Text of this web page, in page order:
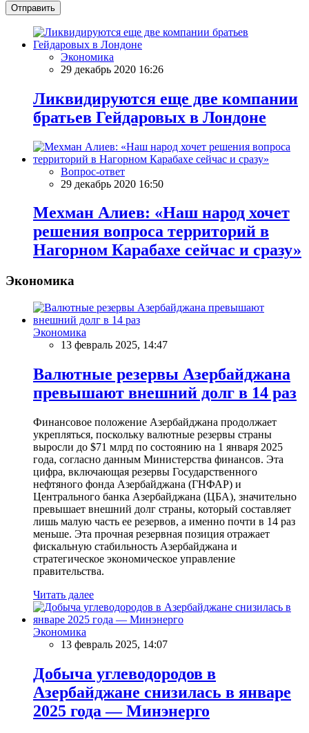
Отправить
Экономика
29 декабрь 2020 16:26
Ликвидируются еще две компании
братьев Гейдаровых в Лондоне
Вопрос-ответ
29 декабрь 2020 16:50
Мехман Алиев: «Наш народ хочет
решения вопроса территорий в
Нагорном Карабахе сейчас и сразу»
Экономика
Экономика
13 февраль 2025, 14:47
Валютные резервы Азербайджана
превышают внешний долг в 14 раз
Финансовое положение Азербайджана продолжает
укрепляться, поскольку валютные резервы страны
выросли до $71 млрд по состоянию на 1 января 2025
года, согласно данным Министерства финансов. Эта
цифра, включающая резервы Государственного
нефтяного фонда Азербайджана (ГНФАР) и
Центрального банка Азербайджана (ЦБА), значительно
превышает внешний долг страны, который составляет
лишь малую часть ее резервов, а именно почти в 14 раз
меньше. Эта прочная резервная позиция отражает
фискальную стабильность Азербайджана и
стратегическое экономическое управление
правительства.
Читать далее
Экономика
13 февраль 2025, 14:07
Добыча углеводородов в
Азербайджане снизилась в январе
2025 года — Минэнерго